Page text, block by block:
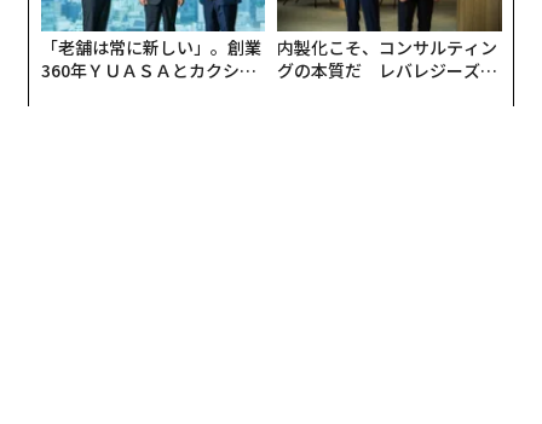
「老舗は常に新しい」。創業
360年ＹＵＡＳＡとカクシン
内製化こそ、コンサルティン
グの本質だ レバレジーズが